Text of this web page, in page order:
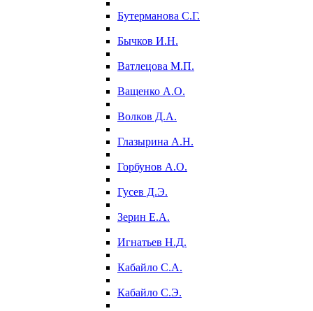
Бутерманова С.Г.
Бычков И.Н.
Ватлецова М.П.
Ващенко А.О.
Волков Д.А.
Глазырина А.Н.
Горбунов А.О.
Гусев Д.Э.
Зерин Е.А.
Игнатьев Н.Д.
Кабайло С.А.
Кабайло С.Э.